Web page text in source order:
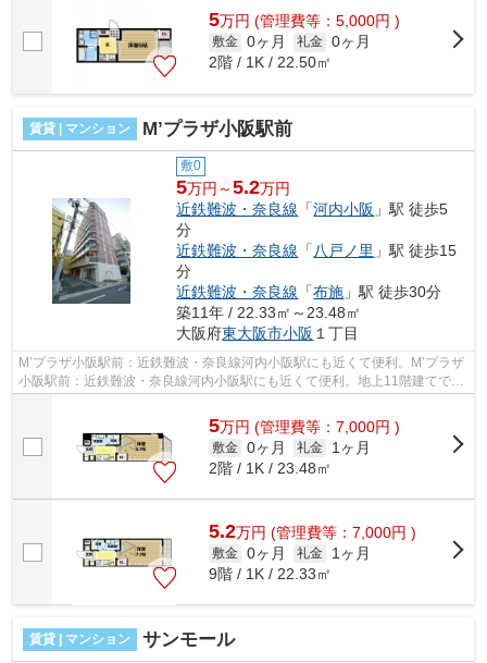
5万円 (管理費等：5,000円 )
敷金 0ヶ月 礼金 0ヶ月
2階 / 1K / 22.50㎡
賃貸 | マンション M’プラザ小阪駅前
敷0
5万円～5.2万円
近鉄難波・奈良線 「河内小阪 」駅 徒歩5
分
近鉄難波・奈良線 「八戸ノ里 」駅 徒歩15
分
近鉄難波・奈良線 「布施 」駅 徒歩30分
築11年 / 22.33㎡～23.48㎡
大阪府東大阪市小阪 １丁目
M’プラザ小阪駅前：近鉄難波・奈良線河内小阪駅にも近くて便利。M’プラザ
小阪駅前：近鉄難波・奈良線河内小阪駅にも近くて便利。地上11階建てで景
5万円 (管理費等：7,000円 )
敷金 0ヶ月 礼金
1ヶ月
2階 / 1K / 23.48㎡
5.2万円 (管理費等：7,000円 )
敷金 0ヶ月 礼金
1ヶ月
9階 / 1K / 22.33㎡
賃貸 | マンション サンモール